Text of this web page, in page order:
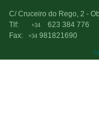
C/ Cruceiro do Rego, 2 -
Tlf:
+34
623 384 776
Fax:
+34 981821690